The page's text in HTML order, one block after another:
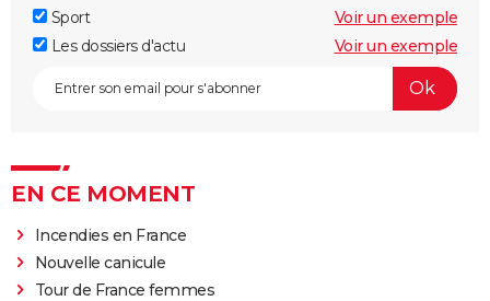
Sport
Voir un exemple
Les dossiers d'actu
Voir un exemple
EN CE MOMENT
Incendies en France
Nouvelle canicule
Tour de France femmes